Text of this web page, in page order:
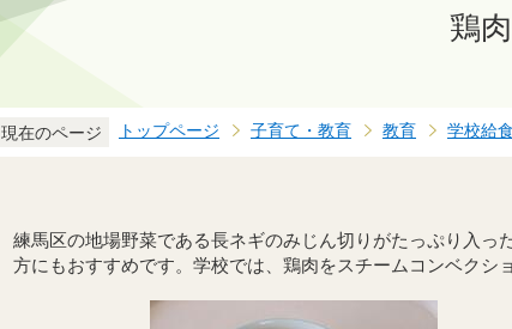
鶏
現在のページ トップページ 子育て・教育 教育 学校給食
練馬区の地場野菜である長ネギのみじん切りがたっぷり入
方にもおすすめです。学校では、鶏肉をスチームコンベクシ